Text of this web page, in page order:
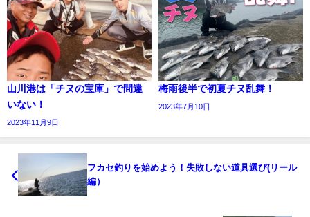
山川港は「チヌの宝庫」で間違
いない！
2023年11月9日
梅雨後半で初夏チヌ乱舞！
2023年7月10日
フカセ釣りを始めよう！失敗しない道具選び(リール
編）